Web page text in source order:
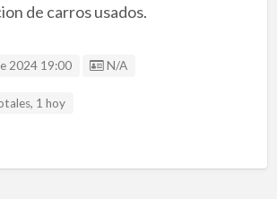
de carros usados.
2024 19:00 Listing ID
N/A
1 hoy